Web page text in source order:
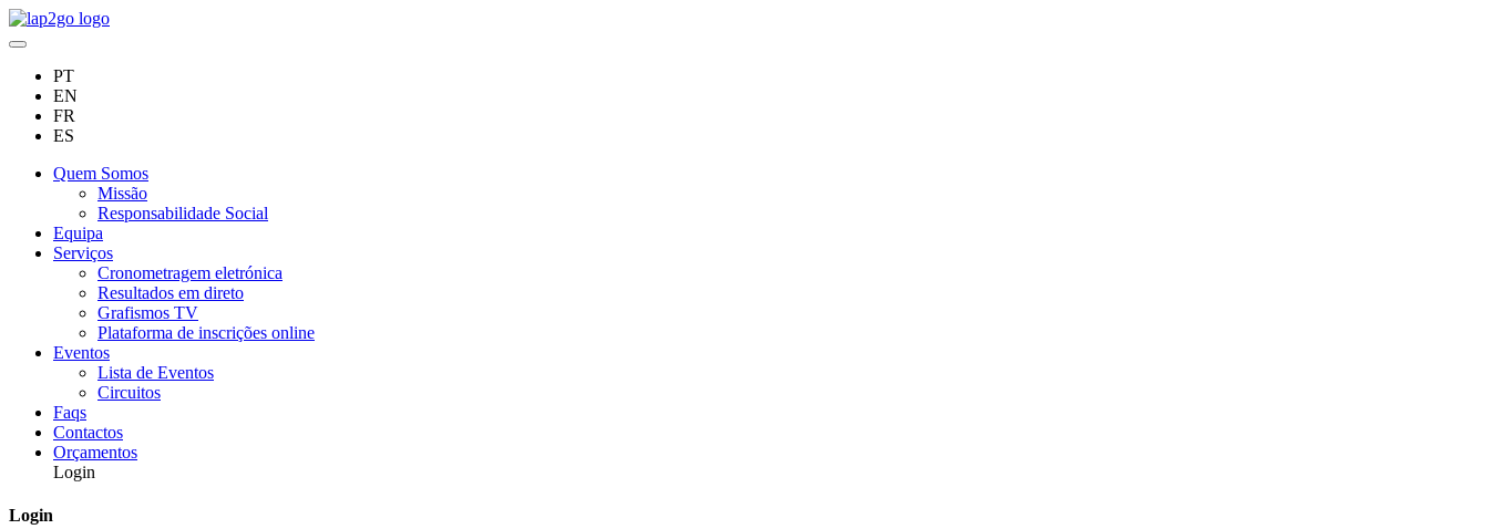
PT
EN
FR
ES
Quem Somos
Missão
Responsabilidade Social
Equipa
Serviços
Cronometragem eletrónica
Resultados em direto
Grafismos TV
Plataforma de inscrições online
Eventos
Lista de Eventos
Circuitos
Faqs
Contactos
Orçamentos
Login
Login